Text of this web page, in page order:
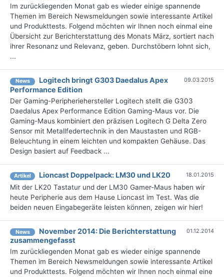
Im zurückliegenden Monat gab es wieder einige spannende
Themen im Bereich Newsmeldungen sowie interessante Artikel
und Produkttests. Folgend möchten wir Ihnen noch einmal eine
Übersicht zur Berichterstattung des Monats März, sortiert nach
ihrer Resonanz und Relevanz, geben. Durchstöbern lohnt sich,
...
News
Logitech bringt G303 Daedalus Apex
Performance Edition
09.03.2015
Der Gaming-Peripheriehersteller Logitech stellt die G303
Daedalus Apex Performance Edition Gaming-Maus vor. Die
Gaming-Maus kombiniert den präzisen Logitech G Delta Zero
Sensor mit Metallfedertechnik in den Maustasten und RGB-
Beleuchtung in einem leichten und kompakten Gehäuse. Das
Design basiert auf Feedback ...
Artikel Lioncast Doppelpack: LM30 und LK20 18.01.2015
Mit der LK20 Tastatur und der LM30 Gamer-Maus haben wir
heute Peripherie aus dem Hause Lioncast im Test. Was die
beiden neuen Eingabegeräte leisten können, zeigen wir hier!
News
November 2014: Die Berichterstattung
zusammengefasst
01.12.2014
Im zurückliegenden Monat gab es wieder einige spannende
Themen im Bereich Newsmeldungen sowie interessante Artikel
und Produkttests. Folgend möchten wir Ihnen noch einmal eine